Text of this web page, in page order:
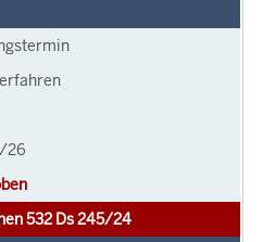
26
532 Ds 245/24